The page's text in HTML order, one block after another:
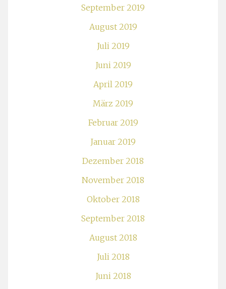
September 2019
August 2019
Juli 2019
Juni 2019
April 2019
März 2019
Februar 2019
Januar 2019
Dezember 2018
November 2018
Oktober 2018
September 2018
August 2018
Juli 2018
Juni 2018